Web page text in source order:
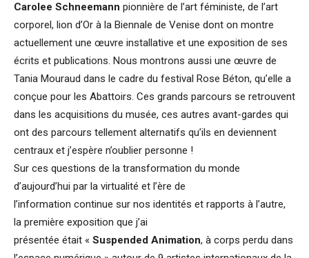
Carolee Schneemann pionnière de l’art féministe, de l’art
corporel, lion d’Or à la Biennale de Venise dont on montre
actuellement une œuvre installative et une exposition de ses
écrits et publications. Nous montrons aussi une œuvre de
Tania Mouraud dans le cadre du festival Rose Béton, qu’elle a
conçue pour les Abattoirs. Ces grands parcours se retrouvent
dans les acquisitions du musée, ces autres avant-gardes qui
ont des parcours tellement alternatifs qu’ils en deviennent
centraux et j’espère n’oublier personne !
Sur ces questions de la transformation du monde
d’aujourd’hui par la virtualité et l’ère de
l’information continue sur nos identités et rapports à l’autre,
la première exposition que j’ai
présentée était « Suspended Animation, à corps perdu dans